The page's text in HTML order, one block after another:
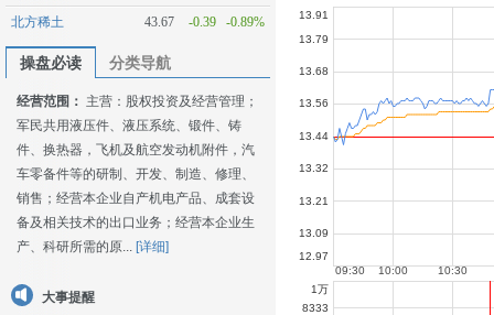
北方稀土
43.67 -0.39 -0.89%
操盘必读 分类导航
经营范围： 主营：股权投资及经营管理；
军民共用液压件、液压系统、锻件、铸
件、换热器，飞机及航空发动机附件，汽
车零备件等的研制、开发、制造、修理、
销售；经营本企业自产机电产品、成套设
备及相关技术的出口业务；经营本企业生
产、科研所需的原... [详细]
大事提醒